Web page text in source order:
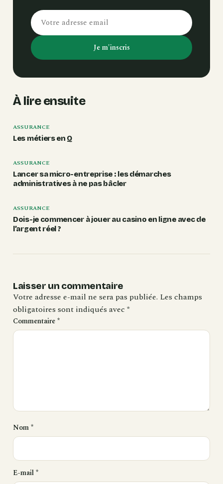
Je m'inscris
À lire ensuite
ASSURANCE
Les métiers en Q
ASSURANCE
Lancer sa micro-entreprise : les démarches
administratives à ne pas bâcler
ASSURANCE
Dois-je commencer à jouer au casino en ligne avec de
l’argent réel ?
Laisser un commentaire
Votre adresse e-mail ne sera pas publiée. Les champs
obligatoires sont indiqués avec *
Commentaire*
Nom*
E-mail*